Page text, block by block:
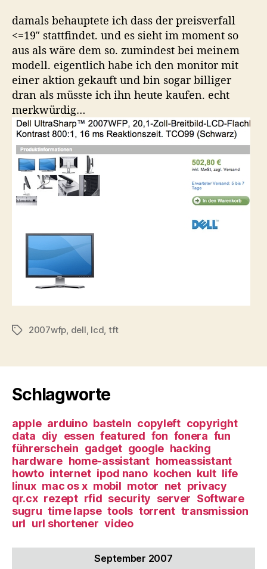
damals behauptete ich dass der preisverfall
<=19″ stattfindet. und es sieht im moment so
aus als wäre dem so. zumindest bei meinem
modell. eigentlich habe ich den monitor mit
einer aktion gekauft und bin sogar billiger
dran als müsste ich ihn heute kaufen. echt
merkwürdig…
Tags2007wfp, dell, lcd, tft
Schlagworte
apple arduino basteln copyleft copyright
data diy essen featured fon fonera fun
führerschein gadget google hacking
hardware home-assistant homeassistant
howto internet ipod nano kochen kult life
linux mac os x mobil motor net privacy
qr.cx rezept rfid security server Software
sugru time lapse tools torrent transmission
url url shortener video
September 2007